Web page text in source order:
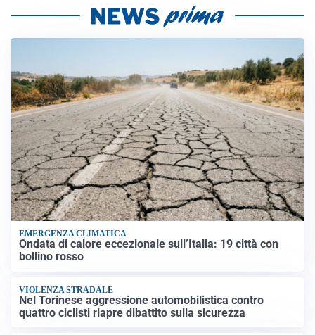
EMERGENZA CLIMATICA
Ondata di calore eccezionale sull’Italia: 19 città con
bollino rosso
VIOLENZA STRADALE
Nel Torinese aggressione automobilistica contro
quattro ciclisti riapre dibattito sulla sicurezza